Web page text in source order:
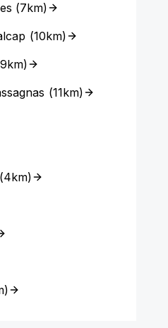
(7km)
(10km)
9km)
(11km)
(4km)
)